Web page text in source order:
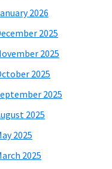
2026
2025
2025
2025
2025
2025
2025
2025